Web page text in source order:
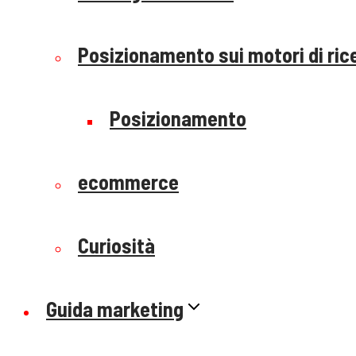
Posizionamento sui motori di
Posizionamento
ecommerce
Curiosità
Guida marketing